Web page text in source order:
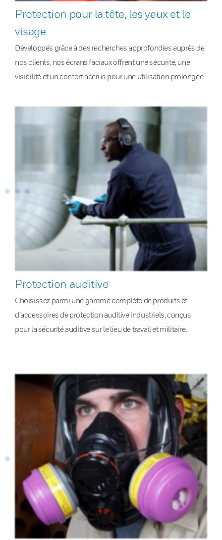
Protection pour la tête, les yeux et le
visage
Développés grâce à des recherches approfondies auprès de
nos clients, nos écrans faciaux offrent une sécurité, une
visibilité et un confort accrus pour une utilisation prolongée.
Protection auditive
Choisissez parmi une gamme complète de produits et
d’accessoires de protection auditive industriels, conçus
pour la sécurité auditive sur le lieu de travail et militaire.